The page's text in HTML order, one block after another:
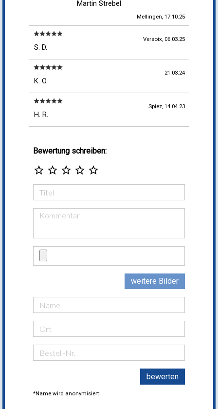
Martin Strebel
Mellingen, 17.10.25
starstarstarstarstar
S. D.
Versoix, 06.03.25
starstarstarstarstar
K. O.
21.03.24
starstarstarstarstar
H. R.
Spiez, 14.04.23
Bewertung schreiben:
star_border star_border star_border star_border star_border
weitere Bilder
bewerten
*Name wird anonymisiert